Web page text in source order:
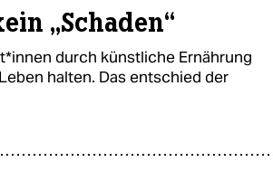
„Schaden“
durch künstliche Ernährung
halten. Das entschied der